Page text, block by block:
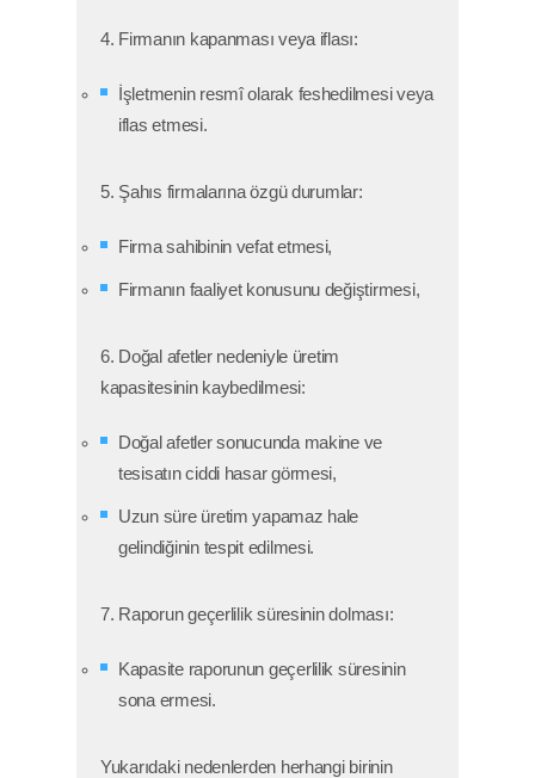
4. Firmanın kapanması veya iflası:
İşletmenin resmî olarak feshedilmesi veya
iflas etmesi.
5. Şahıs firmalarına özgü durumlar:
Firma sahibinin vefat etmesi,
Firmanın faaliyet konusunu değiştirmesi,
6. Doğal afetler nedeniyle üretim
kapasitesinin kaybedilmesi:
Doğal afetler sonucunda makine ve
tesisatın ciddi hasar görmesi,
Uzun süre üretim yapamaz hale
gelindiğinin tespit edilmesi.
7. Raporun geçerlilik süresinin dolması:
Kapasite raporunun geçerlilik süresinin
sona ermesi.
Yukarıdaki nedenlerden herhangi birinin
İstanbul Sanayi Odası
Gizlilik ve Hukuki Şartlar
Bu site içeriğinin her türlü hakkı İstanbul Sanayi